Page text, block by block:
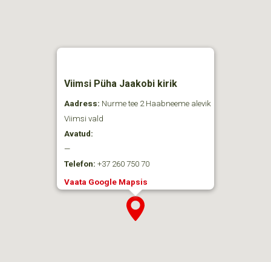
Viimsi Püha Jaakobi kirik
Aadress: Nurme tee 2 Haabneeme alevik
Viimsi vald
Avatud:
—
Telefon: +37 260 750 70
Vaata Google Mapsis